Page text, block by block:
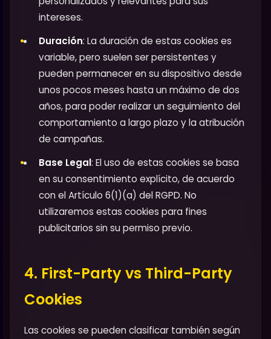
intereses.
Duración: La duración de estas cookies es
variable, pero suelen ser persistentes y
pueden permanecer en su dispositivo desde
unos pocos meses hasta un máximo de dos
años, para poder realizar un seguimiento del
comportamiento a largo plazo y la atribución
de campañas.
Base Legal: El uso de estas cookies se basa
en su consentimiento explícito, de acuerdo
con el Artículo 6(1)(a) del RGPD. No
utilizaremos estas cookies para fines
publicitarios sin su permiso previo.
4. First-Party vs Third-Party
Cookies
Las cookies se pueden clasificar también según